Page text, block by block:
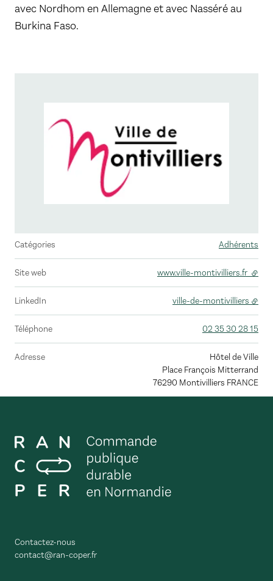
avec Nordhom en Allemagne et avec Nasséré au
Burkina Faso.
Catégories Adhérents
Site web www.ville-montivilliers.fr - lien
LinkedIn ville-de-montivilliers
Téléphone 02 35 30 28 15
Adresse
Hôtel de Ville
Place François Mitterrand
76290 Montivilliers FRANCE
Contactez-nous
contact@ran-coper.fr